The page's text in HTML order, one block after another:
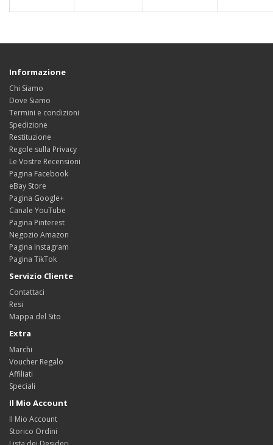
Informazione
Chi Siamo
Dove Siamo
Termini e condizioni
Spedizione
Restituzione
Regole sulla Privacy
Le Vostre Recensioni
Pagina Facebook
eBay Store
Pagina Google+
Canale YouTube
Pagina Pinterest
Negozio Amazon
Pagina Instagram
Pagina TikTok
Servizio Cliente
Contattaci
Resi
Mappa del Sito
Extra
Marchi
Voucher Regalo
Affiliati
Speciali
Il Mio Account
Il Mio Account
Storico Ordini